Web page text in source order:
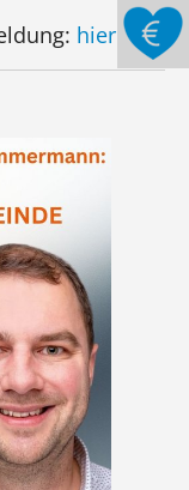
hier .